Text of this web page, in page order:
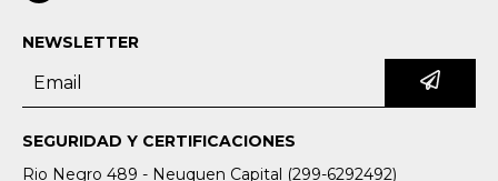
NEWSLETTER
SEGURIDAD Y CERTIFICACIONES
Rio Negro 489 - Neuquen Capital (299-6292492)